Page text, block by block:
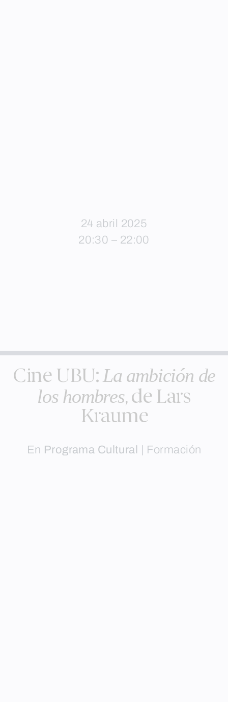
24 abril 2025
20:30 – 22:00
Cine UBU: La ambición de
los hombres, de Lars
Kraume
En Programa Cultural Formación